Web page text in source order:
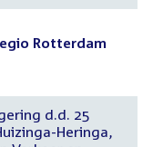
Rotterdam
d.d. 25
Heringa,